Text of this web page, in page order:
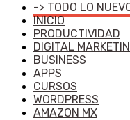
-> TODO LO
INICIO
PRODUCTIVIDAD
DIGITAL
BUSINESS
APPS
CURSOS
WORDPRESS
AMAZON MX